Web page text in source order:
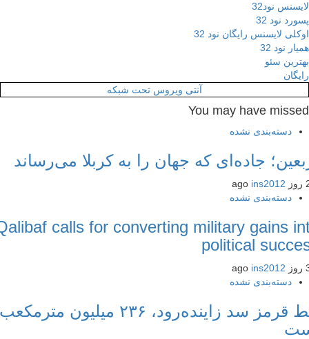
نود32
نود 32
لایسنس رایگان نود 32
نود 32
سئو
آنتی ویروس تحت شبکه
You may have
دسته‌بندی نشده
جاده‌ای که جهان را به کربلا می‌رساند
ins2012
دسته‌بندی نشده
Qalibaf calls for converting military gains
political
ins2012
دسته‌بندی نشده
خط قرمز سد زاینده‌رود، ۲۳۶ میلیون مترمکعب